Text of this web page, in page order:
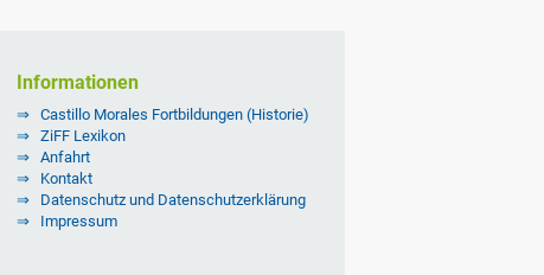
Informationen
Castillo Morales Fortbildungen (Historie)
ZiFF Lexikon
Anfahrt
Kontakt
Datenschutz und Datenschutzerklärung
Impressum